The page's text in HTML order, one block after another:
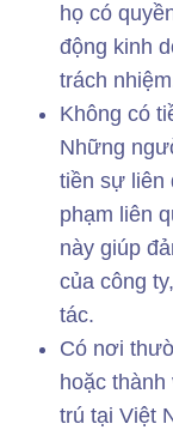
họ có
động kinh
trách
Không có
Những
tiền sự liên
phạm liên
này giúp
của công
tác.
Có nơi
hoặc
trú tại Việt